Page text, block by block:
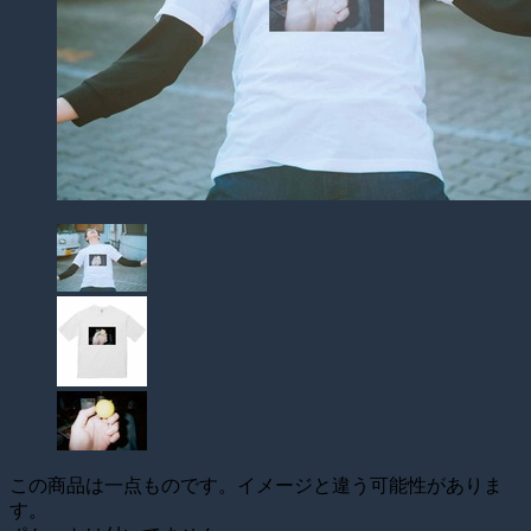
この商品は一点ものです。イメージと違う可能性がありま
す。